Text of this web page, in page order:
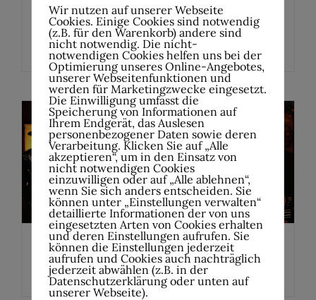
Motorjesus am 10.10.2026
10.Oktober , 20:00-22:30
TH & the Boneshakerz
28.November , 20:00
Wir nutzen auf unserer Webseite
Cookies. Einige Cookies sind notwendig
(z.B. für den Warenkorb) andere sind
nicht notwendig. Die nicht-
notwendigen Cookies helfen uns bei der
Optimierung unseres Online-Angebotes,
unserer Webseitenfunktionen und
werden für Marketingzwecke eingesetzt.
Die Einwilligung umfasst die
Speicherung von Informationen auf
Ihrem Endgerät, das Auslesen
personenbezogener Daten sowie deren
Verarbeitung. Klicken Sie auf „Alle
akzeptieren“, um in den Einsatz von
nicht notwendigen Cookies
einzuwilligen oder auf „Alle ablehnen“,
wenn Sie sich anders entscheiden. Sie
können unter „Einstellungen verwalten“
detaillierte Informationen der von uns
eingesetzten Arten von Cookies erhalten
und deren Einstellungen aufrufen. Sie
können die Einstellungen jederzeit
aufrufen und Cookies auch nachträglich
jederzeit abwählen (z.B. in der
Datenschutzerklärung oder unten auf
unserer Webseite).